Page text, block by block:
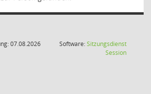
07.08.2026
Software:Sitzungsdienst
Session(Wird in